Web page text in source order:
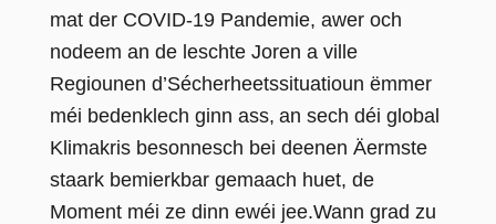
mat der COVID-19 Pandemie, awer och
nodeem an de leschte Joren a ville
Regiounen d’Sécherheetssituatioun ëmmer
méi bedenklech ginn ass, an sech déi global
Klimakris besonnesch bei deenen Äermste
staark bemierkbar gemaach huet, de
Moment méi ze dinn ewéi jee.Wann grad zu